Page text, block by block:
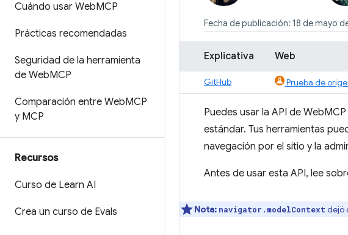
Cuándo usar WebMCP
Prácticas recomendadas
Seguridad de la herramienta
de WebMCP
Comparación entre WebMCP
y MCP
Recursos
Curso de Learn AI
Crea un curso de Evals
Fecha de publicación: 18 de mayo
Explicativa Web
GitHub Prueba de
Puedes usar la API de
estándar. Tus herramientas
navegación por el sitio y la
Antes de usar esta API, lee
Nota: navigator.modelContext dejó